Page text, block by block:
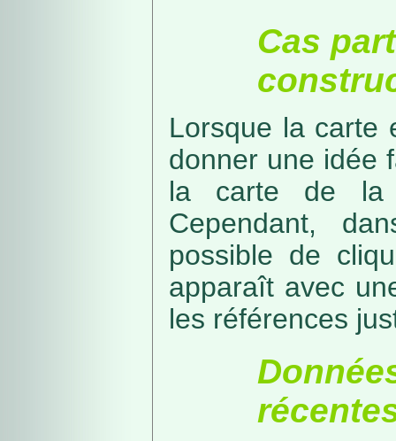
Cas
Lorsque la carte
donner une idée
la carte de la
Cependant,
possible de
apparaît avec
les références